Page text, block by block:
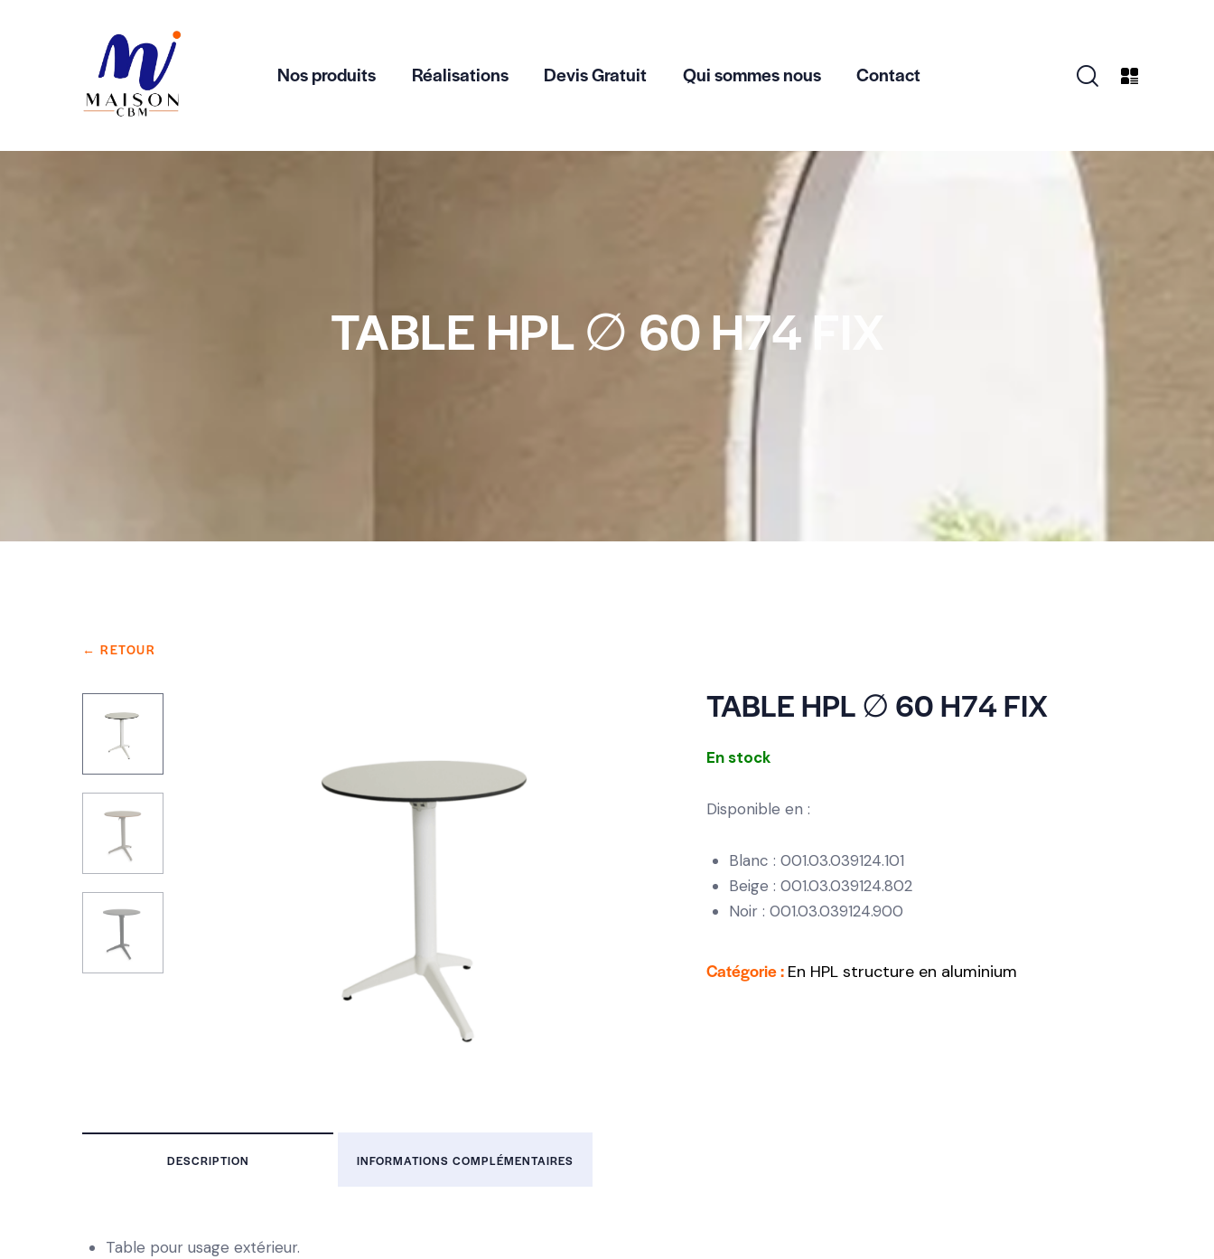
Nos produits Réalisations Devis Gratuit Qui sommes nous Contact
TABLE HPL ∅ 60 H74 FIX
← RETOUR
TABLE HPL ∅ 60 H74 FIX
En stock
Disponible en :
Blanc : 001.03.039124.101
Beige : 001.03.039124.802
Noir : 001.03.039124.900
Catégorie : En HPL structure en aluminium
DESCRIPTION INFORMATIONS COMPLÉMENTAIRES
Table pour usage extérieur.